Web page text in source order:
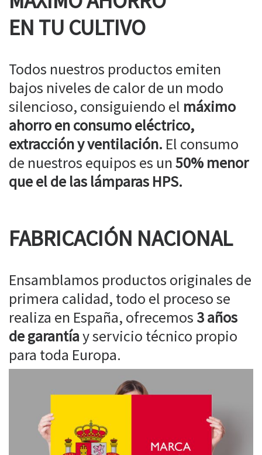
EN TU CULTIVO
Todos nuestros productos emiten
bajos niveles de calor de un modo
silencioso, consiguiendo el máximo
ahorro en consumo eléctrico,
extracción y ventilación. El consumo
de nuestros equipos es un50% menor
que el de las lámparas HPS.
FABRICACIÓN NACIONAL
Ensamblamos productos originales de
primera calidad, todo el proceso se
realiza en España, ofrecemos 3 años
de garantíay servicio técnico propio
para toda Europa.